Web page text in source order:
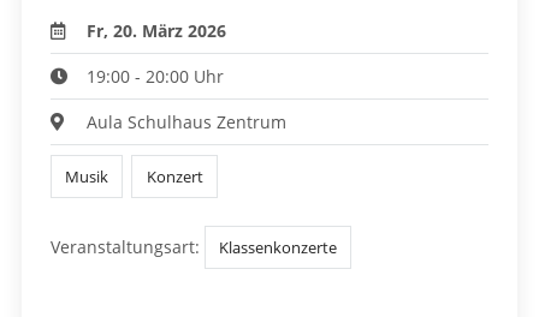
Fr, 20. März 2026
19:00 - 20:00 Uhr
Aula Schulhaus Zentrum
Musik Konzert
Veranstaltungsart: Klassenkonzerte